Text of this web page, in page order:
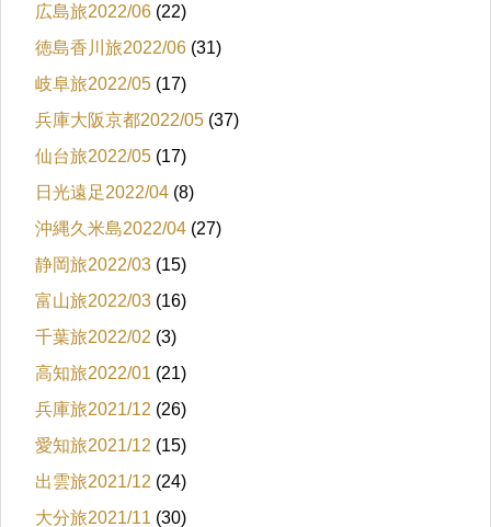
広島旅2022/06 (22)
徳島香川旅2022/06 (31)
岐阜旅2022/05 (17)
兵庫大阪京都2022/05 (37)
仙台旅2022/05 (17)
日光遠足2022/04 (8)
沖縄久米島2022/04 (27)
静岡旅2022/03 (15)
富山旅2022/03 (16)
千葉旅2022/02 (3)
高知旅2022/01 (21)
兵庫旅2021/12 (26)
愛知旅2021/12 (15)
出雲旅2021/12 (24)
大分旅2021/11 (30)